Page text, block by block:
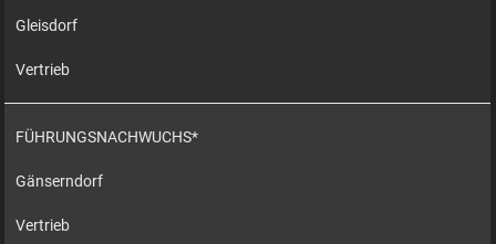
Gleisdorf
Vertrieb
FÜHRUNGSNACHWUCHS*
Gänserndorf
Vertrieb